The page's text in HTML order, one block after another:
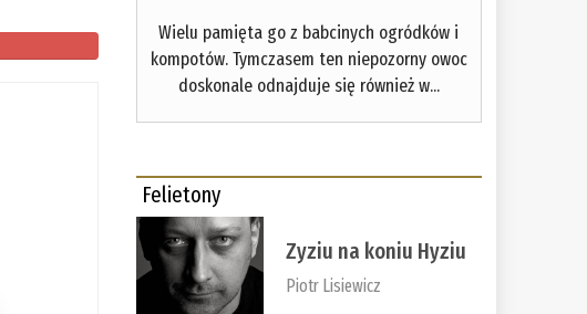
Wielu pamięta go z babcinych ogródków i
kompotów. Tymczasem ten niepozorny owoc
doskonale odnajduje się również w...
Felietony
Zyziu na koniu Hyziu
Piotr Lisiewicz